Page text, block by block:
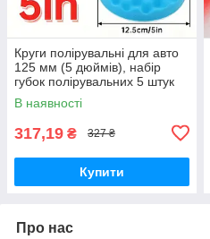
Круги полірувальні для авто
125 мм (5 дюймів), набір
губок полірувальних 5 штук
В наявності
317,19 ₴ 327 ₴
Купити
Про нас